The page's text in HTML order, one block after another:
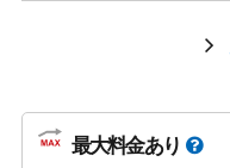
最大料金あり